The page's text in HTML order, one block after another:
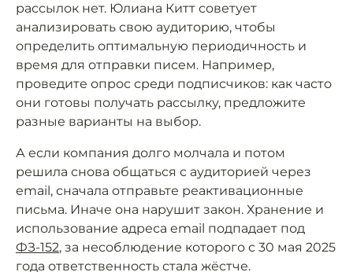
рассылок нет. Юлиана Китт советует
анализировать свою аудиторию, чтобы
определить оптимальную периодичность и
время для отправки писем. Например,
проведите опрос среди подписчиков: как часто
они готовы получать рассылку, предложите
разные варианты на выбор.
А если компания долго молчала и потом
решила снова общаться с аудиторией через
email, сначала отправьте реактивационные
письма. Иначе она нарушит закон. Хранение и
использование адреса email подпадает под
ФЗ-152, за несоблюдение которого с 30 мая 2025
года ответственность стала жёстче.